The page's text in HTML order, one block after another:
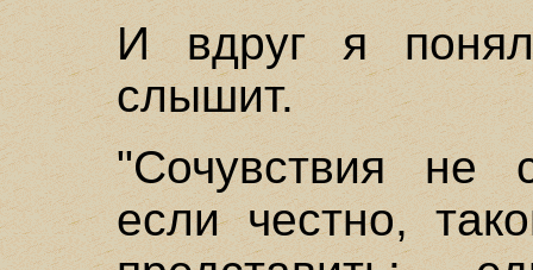
И вдруг я
слышит.
"Сочувствия не
если честно,